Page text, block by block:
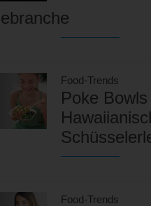
Food-Trends
Poke
Food-Trends